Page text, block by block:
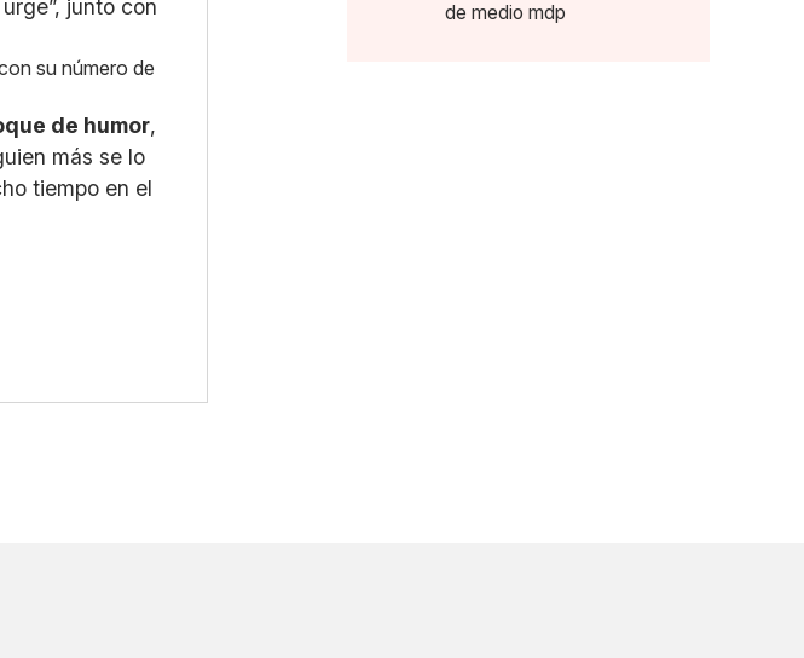
su número de
de humor,
más se lo
tiempo en el
de medio mdp